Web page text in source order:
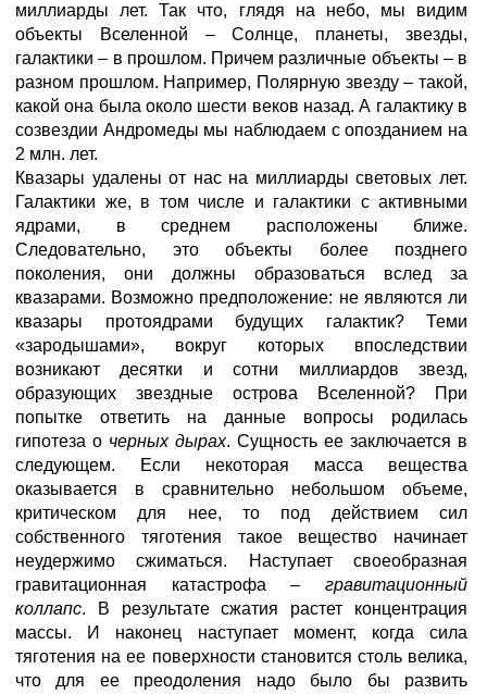
миллиарды лет. Так что, глядя на небо, мы видим
объекты Вселенной – Солнце, планеты, звезды,
галактики – в прошлом. Причем различные объекты – в
разном прошлом. Например, Полярную звезду – такой,
какой она была около шести веков назад. А галактику в
созвездии Андромеды мы наблюдаем с опозданием на
2 млн. лет.
Квазары удалены от нас на миллиарды световых лет.
Галактики же, в том числе и галактики с активными
ядрами, в среднем расположены ближе.
Следовательно, это объекты более позднего
поколения, они должны образоваться вслед за
квазарами. Возможно предположение: не являются ли
квазары протоядрами будущих галактик? Теми
«зародышами», вокруг которых впоследствии
возникают десятки и сотни миллиардов звезд,
образующих звездные острова Вселенной? При
попытке ответить на данные вопросы родилась
гипотеза о черных дырах. Сущность ее заключается в
следующем. Если некоторая масса вещества
оказывается в сравнительно небольшом объеме,
критическом для нее, то под действием сил
собственного тяготения такое вещество начинает
неудержимо сжиматься. Наступает своеобразная
гравитационная катастрофа – гравитационный
коллапс. В результате сжатия растет концентрация
массы. И наконец наступает момент, когда сила
тяготения на ее поверхности становится столь велика,
что для ее преодоления надо было бы развить